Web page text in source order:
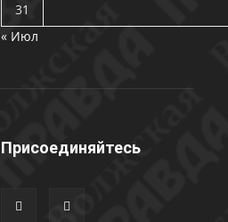
31
« Июл
Присоединяйтесь